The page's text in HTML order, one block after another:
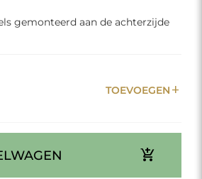
gemonteerd aan de achterzijde
TOEVOEGEN add
add_shopping_cart